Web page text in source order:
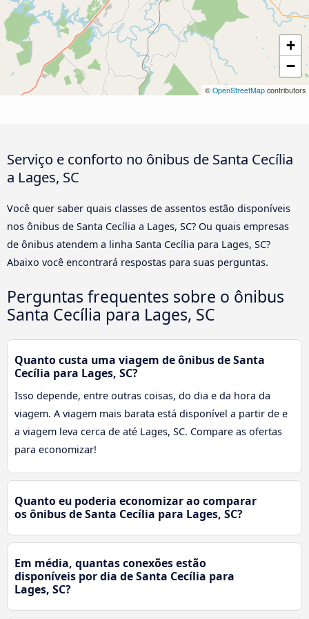
+
−
© OpenStreetMap contributors
Serviço e conforto no ônibus de Santa Cecília
a Lages, SC
Você quer saber quais classes de assentos estão disponíveis
nos ônibus de Santa Cecília a Lages, SC? Ou quais empresas
de ônibus atendem a linha Santa Cecília para Lages, SC?
Abaixo você encontrará respostas para suas perguntas.
Perguntas frequentes sobre o ônibus
Santa Cecília para Lages, SC
Quanto custa uma viagem de ônibus de Santa
Cecília para Lages, SC?
Isso depende, entre outras coisas, do dia e da hora da
viagem. A viagem mais barata está disponível a partir de e
a viagem leva cerca de até Lages, SC. Compare as ofertas
para economizar!
Quanto eu poderia economizar ao comparar
os ônibus de Santa Cecília para Lages, SC?
Em média, quantas conexões estão
disponíveis por dia de Santa Cecília para
Lages, SC?